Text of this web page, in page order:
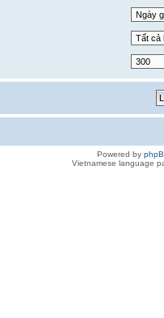
Powered by
Vietnamese language